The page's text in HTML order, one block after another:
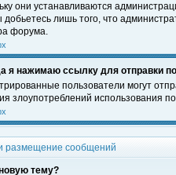
они устанавливаются
лишь того, что
форума.
я нажимаю ссылку для отправки
пользователи могут
злоупотреблений использования
размещение сообщений
тему?